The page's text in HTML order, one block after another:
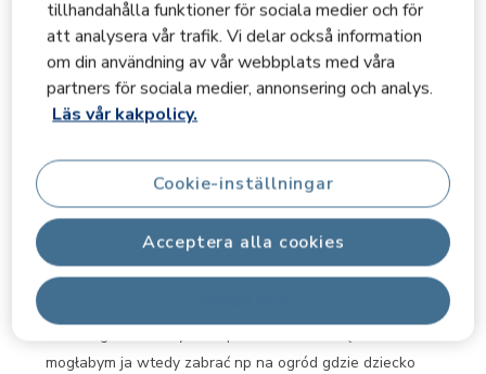
tillhandahålla funktioner för sociala medier och för
att analysera vår trafik. Vi delar också information
om din användning av vår webbplats med våra
partners för sociala medier, annonsering och analys.
Läs vår kakpolicy.
Acceptera alla cookies
Cookie-inställningar
för 4 år sedan
Dokładnie miesiąc temu dostałam ta kamerkę do
testowania od Review Club. Z łatwością zainstalowałam
urządzenie z moim smartfonem. Aplikacja jak i samo
zamontowanie kamerki było bardzo proste. Początkowo
miałam ja postawiona na komodzie przy łóżeczku jednak
wzbudzała duże zainteresowanie u dziecka dlatego
ostatecznie jest zamontowana na ścianie. Kabel jest
mogłabym ja wtedy zabrać np na ogród gdzie dziecko